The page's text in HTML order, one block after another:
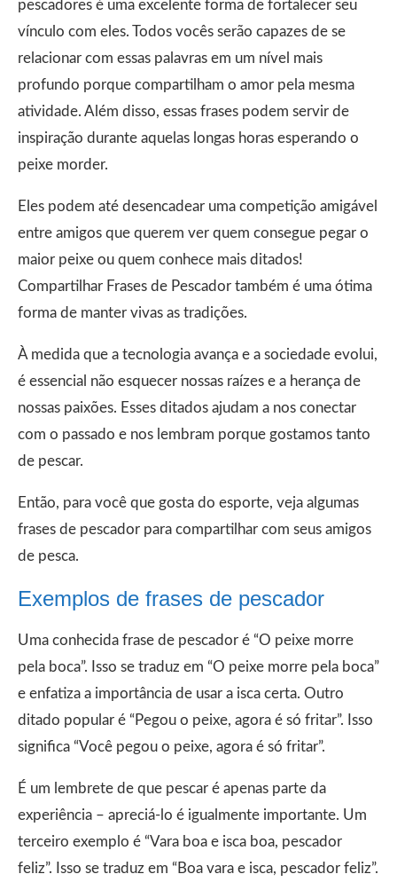
pescadores é uma excelente forma de fortalecer seu
vínculo com eles. Todos vocês serão capazes de se
relacionar com essas palavras em um nível mais
profundo porque compartilham o amor pela mesma
atividade. Além disso, essas frases podem servir de
inspiração durante aquelas longas horas esperando o
peixe morder.
Eles podem até desencadear uma competição amigável
entre amigos que querem ver quem consegue pegar o
maior peixe ou quem conhece mais ditados!
Compartilhar Frases de Pescador também é uma ótima
forma de manter vivas as tradições.
À medida que a tecnologia avança e a sociedade evolui,
é essencial não esquecer nossas raízes e a herança de
nossas paixões. Esses ditados ajudam a nos conectar
com o passado e nos lembram porque gostamos tanto
de pescar.
Então, para você que gosta do esporte, veja algumas
frases de pescador para compartilhar com seus amigos
de pesca.
Exemplos de frases de pescador
Uma conhecida frase de pescador é “O peixe morre
pela boca”. Isso se traduz em “O peixe morre pela boca”
e enfatiza a importância de usar a isca certa. Outro
ditado popular é “Pegou o peixe, agora é só fritar”. Isso
significa “Você pegou o peixe, agora é só fritar”.
É um lembrete de que pescar é apenas parte da
experiência – apreciá-lo é igualmente importante. Um
terceiro exemplo é “Vara boa e isca boa, pescador
feliz”. Isso se traduz em “Boa vara e isca, pescador feliz”.